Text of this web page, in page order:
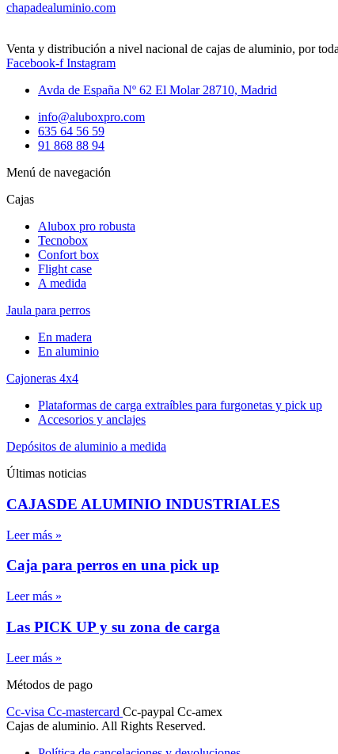
chapadealuminio.com
Venta y distribución a nivel nacional de cajas de aluminio, por
Facebook-f Instagram
Avda de España Nº 62 El Molar 28710, Madrid
info@aluboxpro.com
635 64 56 59
91 868 88 94
Menú de navegación
Cajas
Alubox pro robusta
Tecnobox
Confort box
Flight case
A medida
Jaula para perros
En madera
En aluminio
Cajoneras 4x4
Plataformas de carga extraíbles para furgonetas y pick up
Accesorios y anclajes
Depósitos de aluminio a medida
Últimas noticias
CAJASDE ALUMINIO INDUSTRIALES
Leer más »
Caja para perros en una pick up
Leer más »
Las PICK UP y su zona de carga
Leer más »
Métodos de pago
Cc-visa Cc-mastercard Cc-paypal Cc-amex
Cajas de aluminio. All Rights Reserved.